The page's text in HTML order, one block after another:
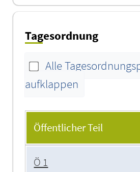
Tagesordnung
Alle
aufklappen
Öffentlicher Teil
Ö 1